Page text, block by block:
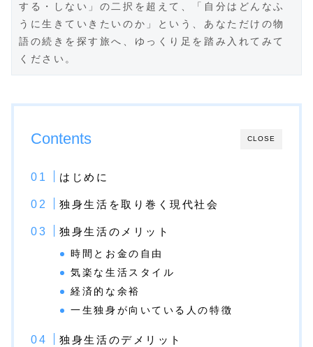
する・しない」の二択を超えて、「自分はどんなふ
うに生きていきたいのか」という、あなただけの物
語の続きを探す旅へ、ゆっくり足を踏み入れてみて
ください。
CLOSE
Contents
はじめに
独身生活を取り巻く現代社会
独身生活のメリット
時間とお金の自由
気楽な生活スタイル
経済的な余裕
一生独身が向いている人の特徴
独身生活のデメリット